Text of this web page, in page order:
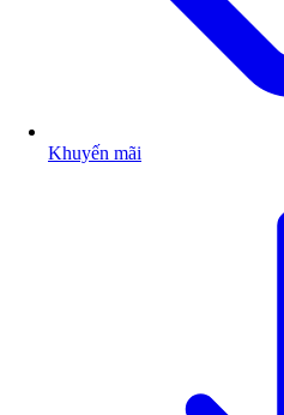
Khuyến mãi